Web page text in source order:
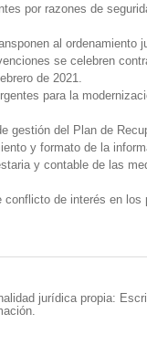
por razones de
al
se celebren
de 2021.
para la
gestión del Plan de
y formato de la
y contable de las
de interés en
jurídica propia: